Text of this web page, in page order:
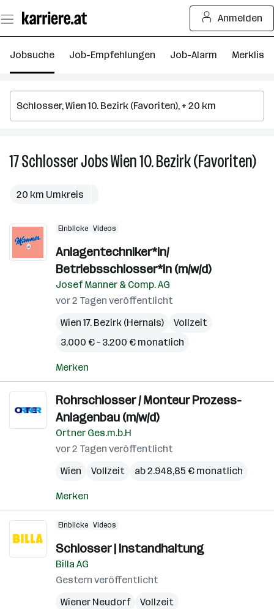
Seiteninhalt
springen
Anmelden
Jobsuche Job-Empfehlungen Job-Alarm Merkliste
17SchlosserJobsWien 10. Bezirk (Favoriten)17
20 km Umkreis
Einblicke Videos
Anlagentechniker*in/
Betriebsschlosser*in (m/w/d)
Josef Manner & Comp. AG
vor 2 Tagen veröffentlicht
Wien 17. Bezirk (Hernals)
Vollzeit
3.000 € – 3.200 € monatlich
Merken
Rohrschlosser / Monteur Prozess-
Anlagenbau (m/w/d)
Ortner Ges.m.b.H
vor 2 Tagen veröffentlicht
Wien
Vollzeit ab 2.948,85 € monatlich
Merken
Einblicke Videos
Schlosser | Instandhaltung
Billa AG
Gestern veröffentlicht
Wiener Neudorf
Vollzeit